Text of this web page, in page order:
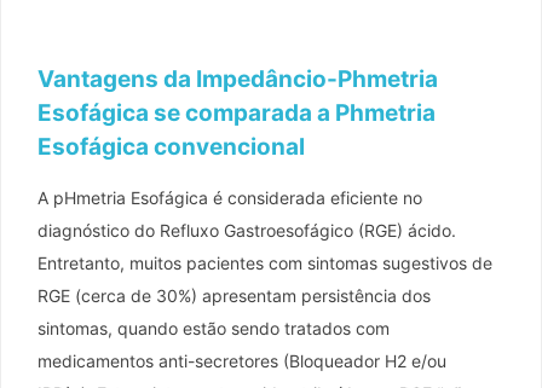
Vantagens da Impedâncio-Phmetria
Esofágica se comparada a Phmetria
Esofágica convencional
A pHmetria Esofágica é considerada eficiente no
diagnóstico do Refluxo Gastroesofágico (RGE) ácido.
Entretanto, muitos pacientes com sintomas sugestivos de
RGE (cerca de 30%) apresentam persistência dos
sintomas, quando estão sendo tratados com
medicamentos anti-secretores (Bloqueador H2 e/ou